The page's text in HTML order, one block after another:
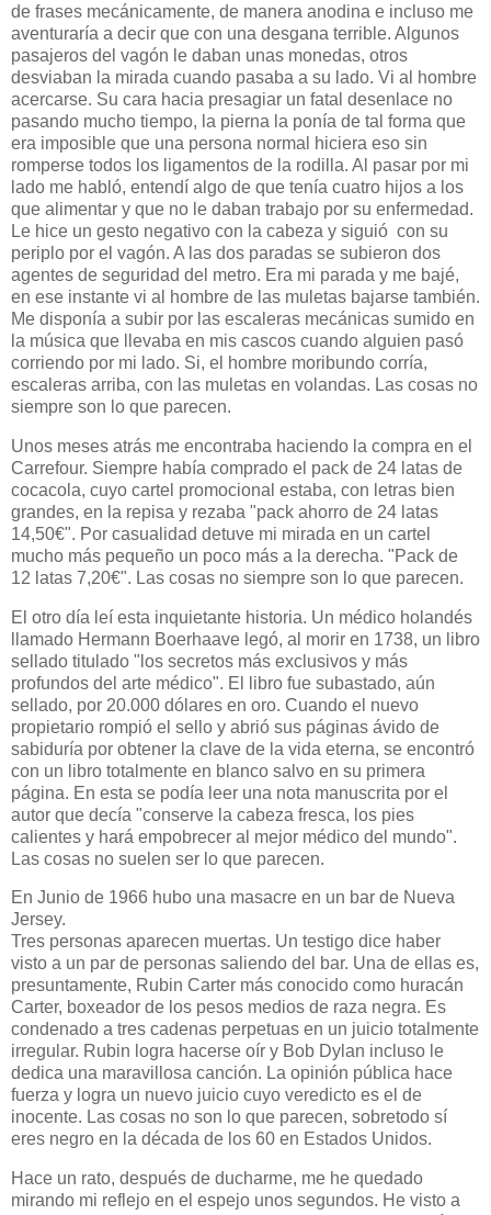
de frases mecánicamente, de manera anodina e incluso me
aventuraría a decir que con una desgana terrible. Algunos
pasajeros del vagón le daban unas monedas, otros
desviaban la mirada cuando pasaba a su lado. Vi al hombre
acercarse. Su cara hacia presagiar un fatal desenlace no
pasando mucho tiempo, la pierna la ponía de tal forma que
era imposible que una persona normal hiciera eso sin
romperse todos los ligamentos de la rodilla. Al pasar por mi
lado me habló, entendí algo de que tenía cuatro hijos a los
que alimentar y que no le daban trabajo por su enfermedad.
Le hice un gesto negativo con la cabeza y siguió con su
periplo por el vagón. A las dos paradas se subieron dos
agentes de seguridad del metro. Era mi parada y me bajé,
en ese instante vi al hombre de las muletas bajarse también.
Me disponía a subir por las escaleras mecánicas sumido en
la música que llevaba en mis cascos cuando alguien pasó
corriendo por mi lado. Si, el hombre moribundo corría,
escaleras arriba, con las muletas en volandas. Las cosas no
siempre son lo que parecen.
Unos meses atrás me encontraba haciendo la compra en el
Carrefour. Siempre había comprado el pack de 24 latas de
cocacola, cuyo cartel promocional estaba, con letras bien
grandes, en la repisa y rezaba "pack ahorro de 24 latas
14,50€". Por casualidad detuve mi mirada en un cartel
mucho más pequeño un poco más a la derecha. "Pack de
12 latas 7,20€". Las cosas no siempre son lo que parecen.
El otro día leí esta inquietante historia. Un médico holandés
llamado Hermann Boerhaave legó, al morir en 1738, un libro
sellado titulado "los secretos más exclusivos y más
profundos del arte médico". El libro fue subastado, aún
sellado, por 20.000 dólares en oro. Cuando el nuevo
propietario rompió el sello y abrió sus páginas ávido de
sabiduría por obtener la clave de la vida eterna, se encontró
con un libro totalmente en blanco salvo en su primera
página. En esta se podía leer una nota manuscrita por el
autor que decía "conserve la cabeza fresca, los pies
calientes y hará empobrecer al mejor médico del mundo".
Las cosas no suelen ser lo que parecen.
En Junio de 1966 hubo una masacre en un bar de Nueva
Jersey.
Tres personas aparecen muertas. Un testigo dice haber
visto a un par de personas saliendo del bar. Una de ellas es,
presuntamente, Rubin Carter más conocido como huracán
Carter, boxeador de los pesos medios de raza negra. Es
condenado a tres cadenas perpetuas en un juicio totalmente
irregular. Rubin logra hacerse oír y Bob Dylan incluso le
dedica una maravillosa canción. La opinión pública hace
fuerza y logra un nuevo juicio cuyo veredicto es el de
inocente. Las cosas no son lo que parecen, sobretodo sí
eres negro en la década de los 60 en Estados Unidos.
Hace un rato, después de ducharme, me he quedado
mirando mi reflejo en el espejo unos segundos. He visto a